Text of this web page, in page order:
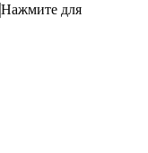
Нажмите для